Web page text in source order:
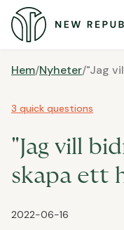
Hem/Nyheter/
3 quick questions
"Jag vill
skapa ett
2022-06-16